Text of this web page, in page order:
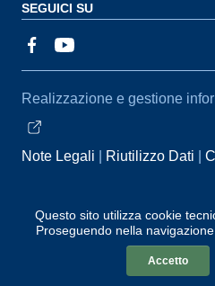
Questo sito utilizza cookie
Proseguendo nella
Accetto
SEGUICI SU
Sezione Link
Realizzazione e gestione
Note Legali Riutilizzo Dati
Segnalazioni
Statistiche
Accessibilità